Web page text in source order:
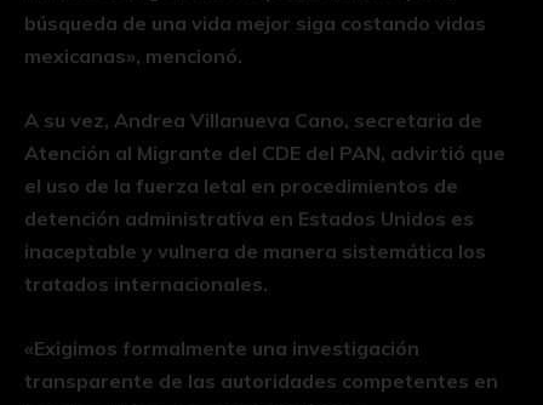
búsqueda de una vida mejor siga costando vidas
mexicanas», mencionó.
A su vez, Andrea Villanueva Cano, secretaria de
Atención al Migrante del CDE del PAN, advirtió que
el uso de la fuerza letal en procedimientos de
detención administrativa en Estados Unidos es
inaceptable y vulnera de manera sistemática los
tratados internacionales.
«Exigimos formalmente una investigación
transparente de las autoridades competentes en